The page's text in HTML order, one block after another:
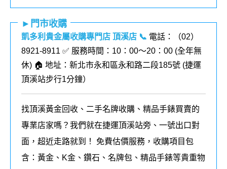
►門市收購
凱多利貴金屬收購專門店 頂溪店 📞 電話：（02）
8921-8911 ✅ 服務時間：10：00～20：00 (全年無
休) 🏠 地址：新北市永和區永和路二段185號 (捷運
頂溪站步行1分鐘）
找頂溪黃金回收、二手名牌收購、精品手錶買賣的
專業店家嗎？我們就在捷運頂溪站旁、一號出口對
面，超近走路就到！ 免費估價服務，收購項目包
含：黃金、K金、鑽石、名牌包、精品手錶等貴重物